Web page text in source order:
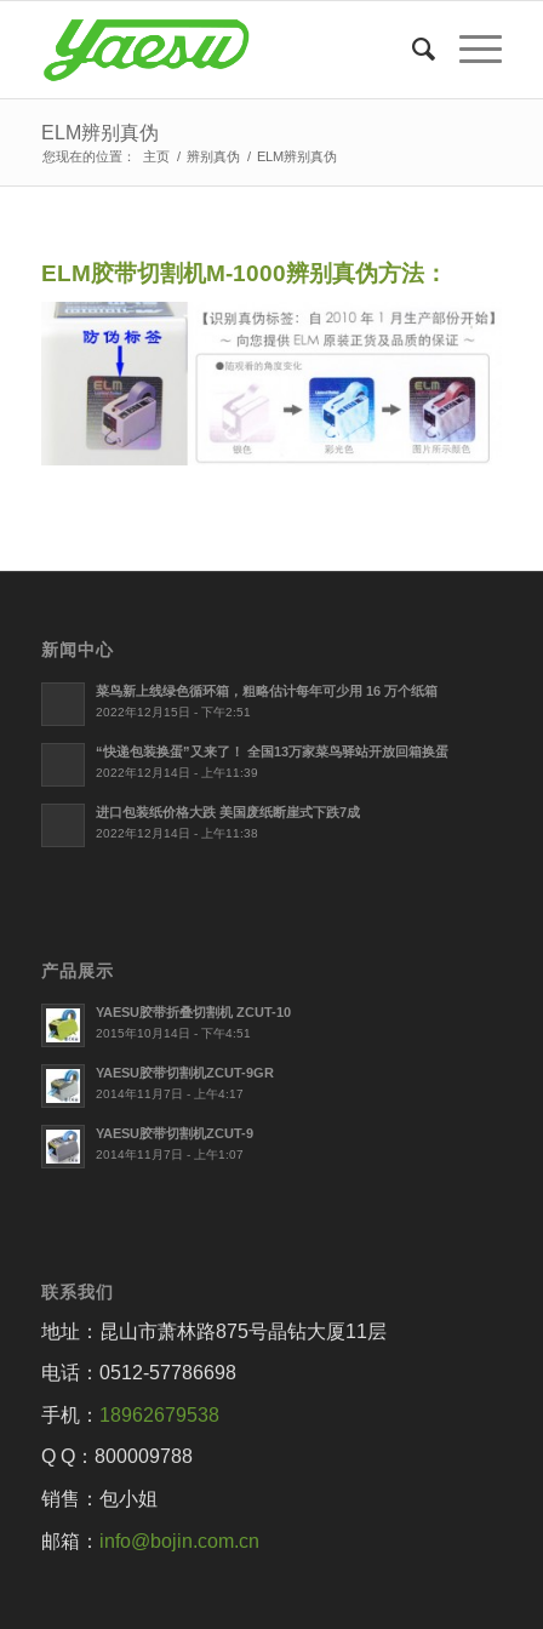
ELM辨别真伪
您现在的位置： 主页 / 辨别真伪 / ELM辨别真伪
ELM胶带切割机M-1000辨别真伪方法：
新闻中心
菜鸟新上线绿色循环箱，粗略估计每年可少用 16 万个纸箱
2022年12月15日 - 下午2:51
“快递包装换蛋”又来了！ 全国13万家菜鸟驿站开放回箱换蛋
2022年12月14日 - 上午11:39
进口包装纸价格大跌 美国废纸断崖式下跌7成
2022年12月14日 - 上午11:38
产品展示
YAESU胶带折叠切割机 ZCUT-10
2015年10月14日 - 下午4:51
YAESU胶带切割机ZCUT-9GR
2014年11月7日 - 上午4:17
YAESU胶带切割机ZCUT-9
2014年11月7日 - 上午1:07
联系我们
地址：昆山市萧林路875号晶钻大厦11层
电话：0512-57786698
手机： 18962679538
Q Q：800009788
销售：包小姐
邮箱： info@bojin.com.cn